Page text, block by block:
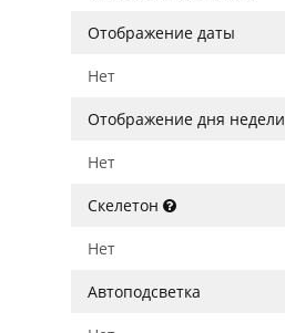
Отображение даты
Нет
Отображение дня недели
Нет
Скелетон
Нет
Автоподсветка